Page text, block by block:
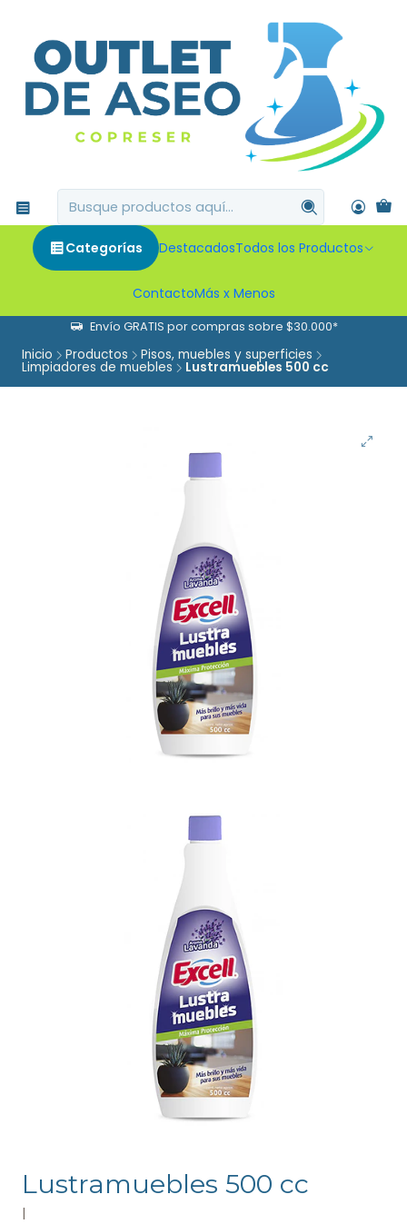
Categorías DestacadosTodos los Productos
ContactoMás x Menos
Envío GRATIS por compras sobre $30.000*
Inicio Productos Pisos, muebles y superficies
Limpiadores de muebles Lustramuebles 500 cc
Lustramuebles 500 cc
|